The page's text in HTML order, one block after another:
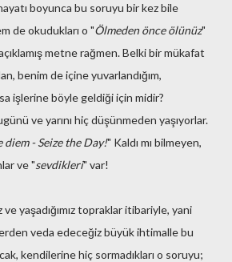
boyunca bu soruyu bir kez bile
de okudukları o "Ölmeden önce ölünüz"
metne rağmen. Belki bir mükafat
benim de içine yuvarlandığım,
işlerine böyle geldiği için midir?
ve yarını hiç düşünmeden yaşıyorlar.
diem - Seize the Day!" Kaldı mı bilmeyen,
ve "sevdikleri" var!
yaşadığımız topraklar itibariyle, yani
veda edeceğiz büyük ihtimalle bu
kendilerine hiç sormadıkları o soruyu;